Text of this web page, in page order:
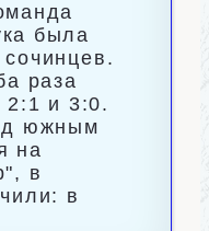
была
раза
2:1 и 3:0.
южным
на
в
в